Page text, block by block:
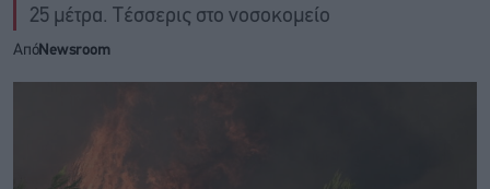
25 μέτρα. Τέσσερις στο νοσοκομείο
ΑπόNewsroom